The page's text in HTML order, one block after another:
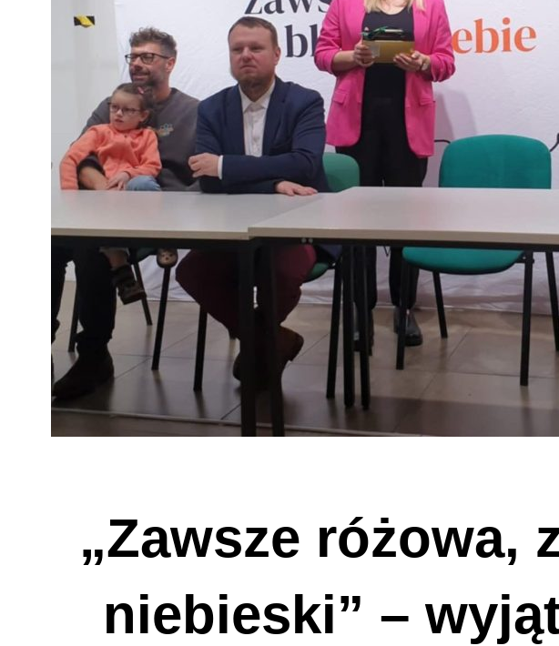
„Zawsze różowa,
niebieski” –